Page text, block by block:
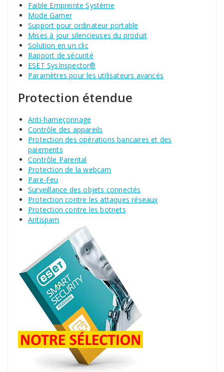
Faible Empreinte Système
Mode Gamer
Support pour ordinateur portable
Mises à jour silencieuses du produit
Solution en un clic
Rapport de sécurité
ESET SysInspector®
Paramètres pour les utilisateurs avancés
Protection étendue
Anti-hameçonnage
Contrôle des appareils
Protection des opérations bancaires et des
paiements
Contrôle Parental
Protection de la webcam
Pare-Feu
Surveillance des objets connectés
Protection contre les attaques réseaux
Protection contre les botnets
Antispam